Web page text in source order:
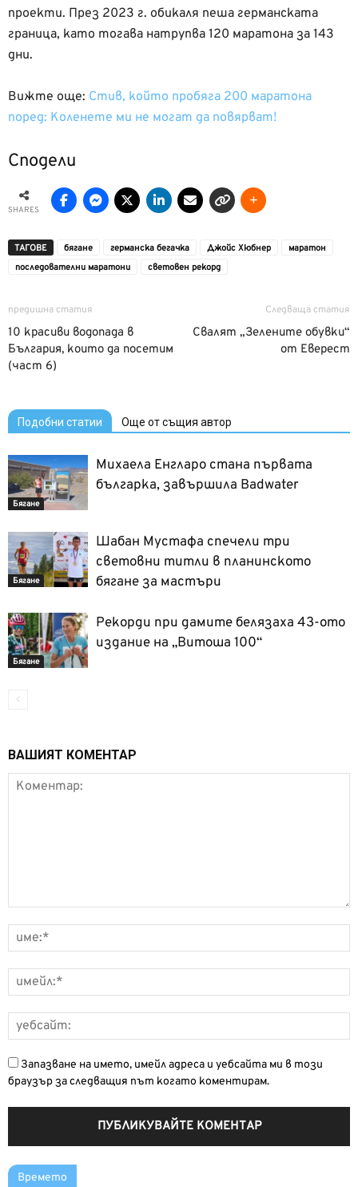
проекти. През 2023 г. обикаля пеша германската
граница, като тогава натрупва 120 маратона за 143
дни.
Вижте още: Стив, който пробяга 200 маратона
поред: Коленете ми не могат да повярват!
Сподели
SHARES
ТАГОВЕ бягане германска бегачка Джойс Хюбнер
маратон
последователни маратони
световен рекорд
предишна статия
10 красиви водопада в
България, които да посетим
(част 6)
Следваща статия
Свалят „Зелените обувки“
от Еверест
Подобни статии Още от същия автор
Бягане
Михаела Енгларо стана първата
българка, завършила Badwater
Бягане
Шабан Мустафа спечели три
световни титли в планинското
бягане за мастъри
Бягане
Рекорди при дамите белязаха 43-ото
издание на „Витоша 100“
ВАШИЯТ КОМЕНТАР
Запазване на името, имейл адреса и уебсайта ми в този
браузър за следващия път когато коментирам.
Времето